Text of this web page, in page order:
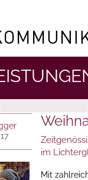
im
Mit